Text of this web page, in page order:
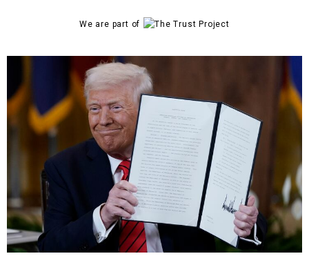
We are part of